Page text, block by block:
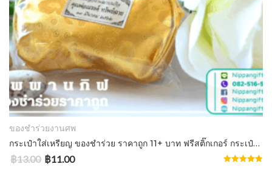
ADD TO CART
ของชำร่วยงานศพ
กระเป๋าใส่เหรียญ ของชำร่วย ราคาถูก 11+ บาท ฟรีสติ๊กเกอร์ กระเป๋าใส่เงิน
฿13.00 ฿11.00